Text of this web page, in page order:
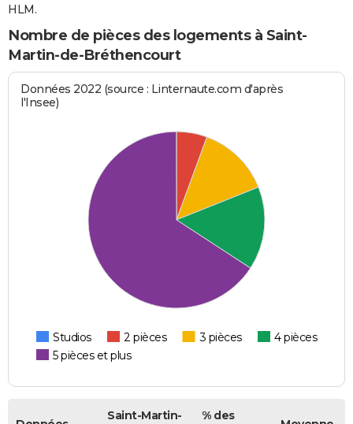
HLM.
Nombre de pièces des logements à Saint-
Martin-de-Bréthencourt
Données 2022 (source : Linternaute.com d'après
l'Insee)
Studios 2 pièces 3 pièces
4 pièces
5 pièces et plus
Saint-Martin- % des